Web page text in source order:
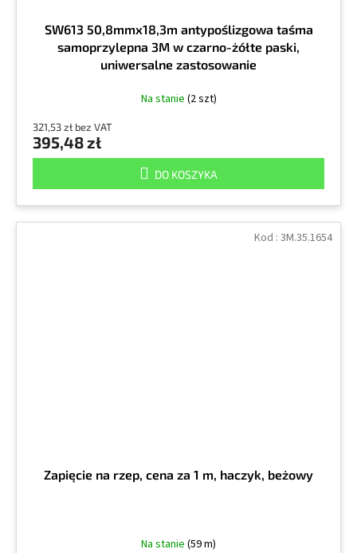
SW613 50,8mmx18,3m antypoślizgowa taśma
samoprzylepna 3M w czarno-żółte paski,
uniwersalne zastosowanie
Na stanie (2 szt)
321,53 zł bez VAT
395,48 zł
DO KOSZYKA
Zapięcie na rzep, cena za 1 m, haczyk, beżowy
Na stanie (59 m)
Kod : 3M.35.1654